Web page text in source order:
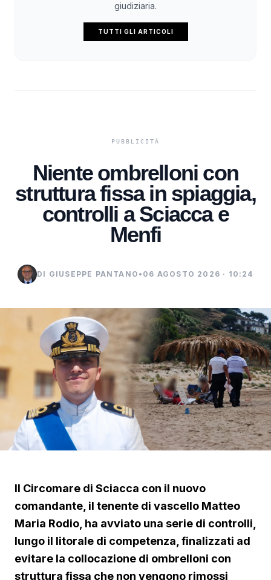
giudiziaria.
TUTTI GLI ARTICOLI
Niente ombrelloni con
struttura fissa in spiaggia,
controlli a Sciacca e
Menfi
DI GIUSEPPE PANTANO • 06 AGOSTO 2026 · 10:24
Il Circomare di Sciacca con il nuovo
comandante, il tenente di vascello Matteo
Maria Rodio, ha avviato una serie di controlli,
lungo il litorale di competenza, finalizzati ad
evitare la collocazione di ombrelloni con
struttura fissa che non vengono rimossi